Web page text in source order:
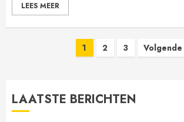
LEES MEER
Berichten
1 2 3 Volgende
LAATSTE BERICHTEN